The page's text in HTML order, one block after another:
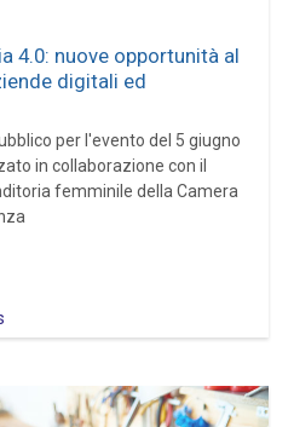
4.0: nuove opportunità al
digitali ed
per l'evento del 5 giugno
in collaborazione con il
femminile della Camera